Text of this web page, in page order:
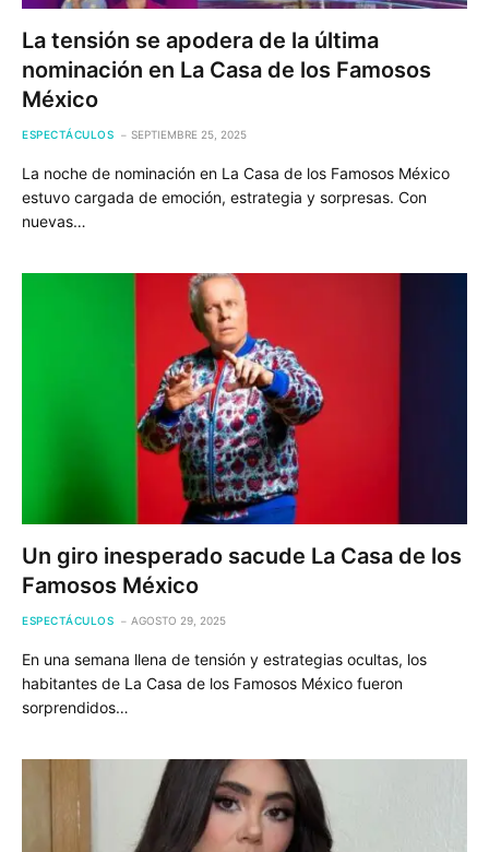
La tensión se apodera de la última
nominación en La Casa de los Famosos
México
ESPECTÁCULOS SEPTIEMBRE 25, 2025
La noche de nominación en La Casa de los Famosos México
estuvo cargada de emoción, estrategia y sorpresas. Con
nuevas…
Un giro inesperado sacude La Casa de los
Famosos México
ESPECTÁCULOS AGOSTO 29, 2025
En una semana llena de tensión y estrategias ocultas, los
habitantes de La Casa de los Famosos México fueron
sorprendidos…